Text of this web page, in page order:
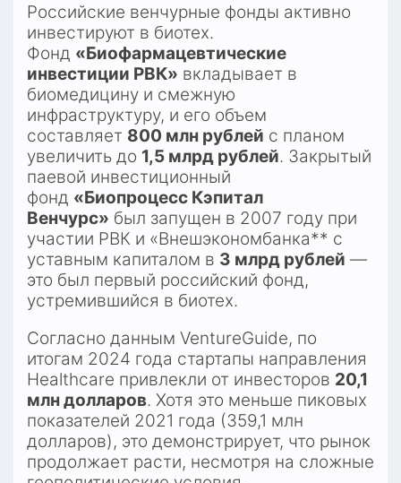
Российские венчурные фонды активно
инвестируют в биотех.
Фонд «Биофармацевтические
инвестиции РВК» вкладывает в
биомедицину и смежную
инфраструктуру, и его объем
составляет 800 млн рублей с планом
увеличить до 1,5 млрд рублей. Закрытый
паевой инвестиционный
фонд «Биопроцесс Кэпитал
Венчурс» был запущен в 2007 году при
участии РВК и «Внешэкономбанка** с
уставным капиталом в 3 млрд рублей —
это был первый российский фонд,
устремившийся в биотех.​
Согласно данным VentureGuide, по
итогам 2024 года стартапы направления
Healthcare привлекли от инвесторов 20,1
млн долларов. Хотя это меньше пиковых
показателей 2021 года (359,1 млн
долларов), это демонстрирует, что рынок
продолжает расти, несмотря на сложные